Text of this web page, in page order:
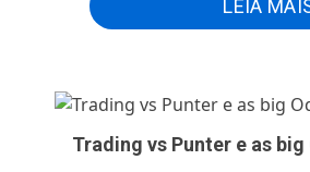
LEIA
Trading vs Punter e as big